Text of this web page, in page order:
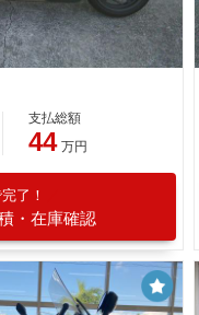
支払総額
44 万円
了！
・在庫確認